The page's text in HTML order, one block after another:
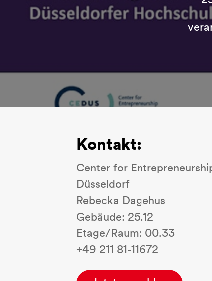
Kontakt:
Center for
Düsseldorf
Rebecka Dagehus
Gebäude: 25.12
Etage/Raum: 00.33
+49 211 81-11672